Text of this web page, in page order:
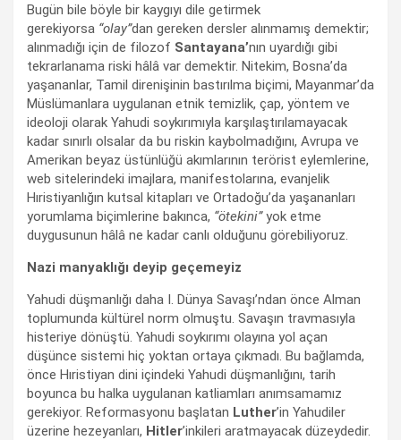
Bugün bile böyle bir kaygıyı dile getirmek
gerekiyorsa “olay”dan gereken dersler alınmamış demektir;
alınmadığı için de filozof Santayana’nın uyardığı gibi
tekrarlanama riski hâlâ var demektir. Nitekim, Bosna’da
yaşananlar, Tamil direnişinin bastırılma biçimi, Mayanmar’da
Müslümanlara uygulanan etnik temizlik, çap, yöntem ve
ideoloji olarak Yahudi soykırımıyla karşılaştırılamayacak
kadar sınırlı olsalar da bu riskin kaybolmadığını, Avrupa ve
Amerikan beyaz üstünlüğü akımlarının terörist eylemlerine,
web sitelerindeki imajlara, manifestolarına, evanjelik
Hıristiyanlığın kutsal kitapları ve Ortadoğu’da yaşananları
yorumlama biçimlerine bakınca, “ötekini”yok etme
duygusunun hâlâ ne kadar canlı olduğunu görebiliyoruz.
Nazi manyaklığı deyip geçemeyiz
Yahudi düşmanlığı daha I. Dünya Savaşı’ndan önce Alman
toplumunda kültürel norm olmuştu. Savaşın travmasıyla
histeriye dönüştü. Yahudi soykırımı olayına yol açan
düşünce sistemi hiç yoktan ortaya çıkmadı. Bu bağlamda,
önce Hıristiyan dini içindeki Yahudi düşmanlığını, tarih
boyunca bu halka uygulanan katliamları anımsamamız
gerekiyor. Reformasyonu başlatan Luther’in Yahudiler
üzerine hezeyanları, Hitler’inkileri aratmayacak düzeydedir.